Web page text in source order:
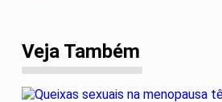
Veja Também